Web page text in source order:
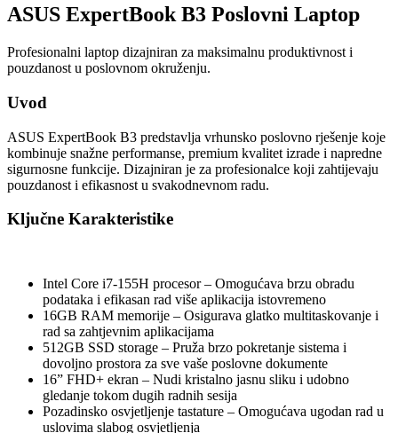
ASUS ExpertBook B3 Poslovni Laptop
Profesionalni laptop dizajniran za maksimalnu produktivnost i
pouzdanost u poslovnom okruženju.
Uvod
ASUS ExpertBook B3 predstavlja vrhunsko poslovno rješenje koje
kombinuje snažne performanse, premium kvalitet izrade i napredne
sigurnosne funkcije. Dizajniran je za profesionalce koji zahtijevaju
pouzdanost i efikasnost u svakodnevnom radu.
Ključne Karakteristike
Intel Core i7-155H procesor – Omogućava brzu obradu
podataka i efikasan rad više aplikacija istovremeno
16GB RAM memorije – Osigurava glatko multitaskovanje i
rad sa zahtjevnim aplikacijama
512GB SSD storage – Pruža brzo pokretanje sistema i
dovoljno prostora za sve vaše poslovne dokumente
16” FHD+ ekran – Nudi kristalno jasnu sliku i udobno
gledanje tokom dugih radnih sesija
Pozadinsko osvjetljenje tastature – Omogućava ugodan rad u
uslovima slabog osvjetljenja